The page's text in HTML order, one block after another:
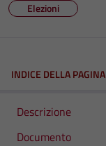
Elezioni
INDICE DELLA PAGINA
Descrizione
Documento